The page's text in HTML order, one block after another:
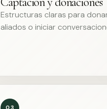
Estructuras claras para
aliados o iniciar